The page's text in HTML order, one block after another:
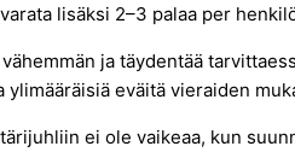
lisäksi 2–3 palaa per
ja täydentää
eväitä vieraiden
ei ole vaikeaa, kun